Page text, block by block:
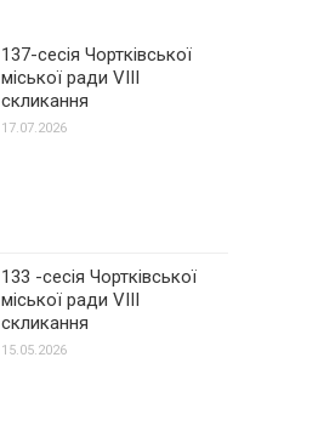
137-сесія Чортківської
міської ради VIII
скликання
17.07.2026
133 -сесія Чортківської
міської ради VIII
скликання
15.05.2026